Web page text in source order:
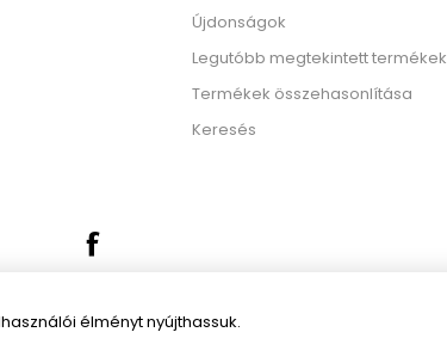
Újdonságok
Legutóbb megtekintett termékek
Termékek összehasonlítása
Keresés
élményt nyújthassuk.